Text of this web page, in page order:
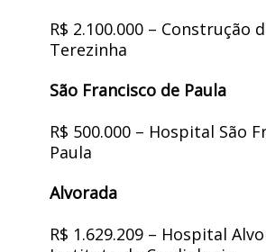
R$ 2.100.000 – Construção
Terezinha
São Francisco de Paula
R$ 500.000 – Hospital São
Paula
Alvorada
R$ 1.629.209 – Hospital